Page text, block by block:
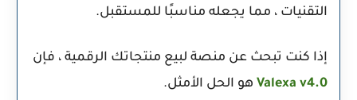
التقنيات ، مما يجعله مناسبًا للمستقبل.
إذا كنت تبحث عن منصة لبيع منتجاتك الرقمية ، فإن
Valexa v4.0 هو الحل الأمثل.